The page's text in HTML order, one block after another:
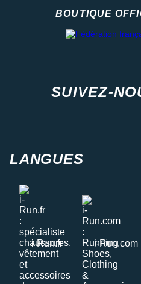
BOUTIQUE
SUIVEZ-
LANGUES
i-Run.fr i-Run.com